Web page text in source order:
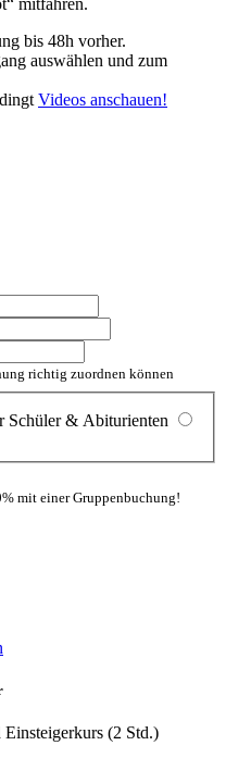
mitfahren.
bis 48h vorher.
auswählen und zum
Videos anschauen!
richtig zuordnen können
Schüler & Abiturienten
mit einer Gruppenbuchung!
(2 Std.)